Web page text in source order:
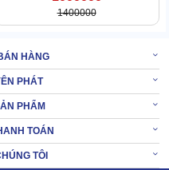
đầu này để truyền tới người
1400000
HÀNG
PHÁT
PHẨM
TOÁN
TÔI